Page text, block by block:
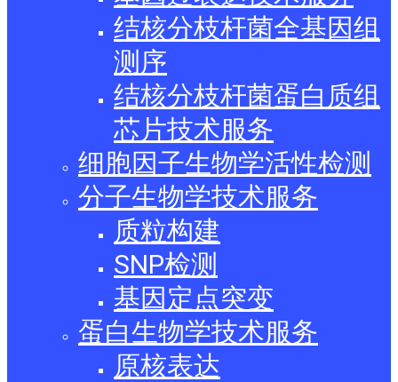
结核分枝杆菌全基因组
测序
结核分枝杆菌蛋白质组
芯片技术服务
细胞因子生物学活性检测
分子生物学技术服务
质粒构建
SNP检测
基因定点突变
蛋白生物学技术服务
原核表达